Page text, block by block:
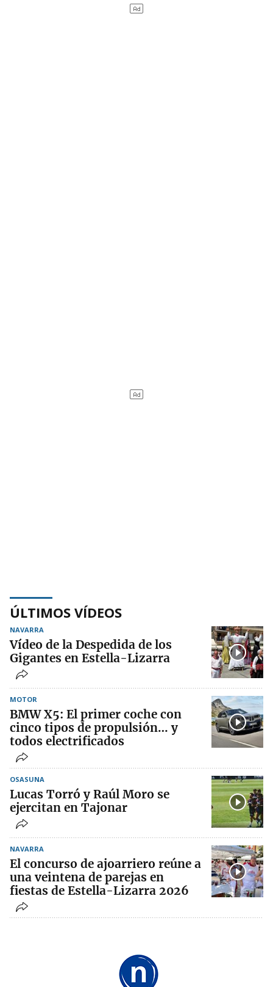
ÚLTIMOS VÍDEOS
NAVARRA
Vídeo de la Despedida de los
Gigantes en Estella-Lizarra
MOTOR
BMW X5: El primer coche con
cinco tipos de propulsión… y
todos electrificados
OSASUNA
Lucas Torró y Raúl Moro se
ejercitan en Tajonar
NAVARRA
El concurso de ajoarriero reúne a
una veintena de parejas en
fiestas de Estella-Lizarra 2026